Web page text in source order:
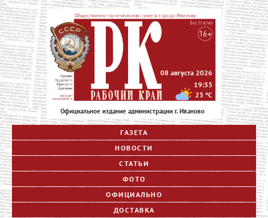
Официальное издание администрации г. Иваново
08 августа 2026
19:33
23 °C
ГАЗЕТА
НОВОСТИ
СТАТЬИ
ФОТО
ОФИЦИАЛЬНО
ДОСТАВКА